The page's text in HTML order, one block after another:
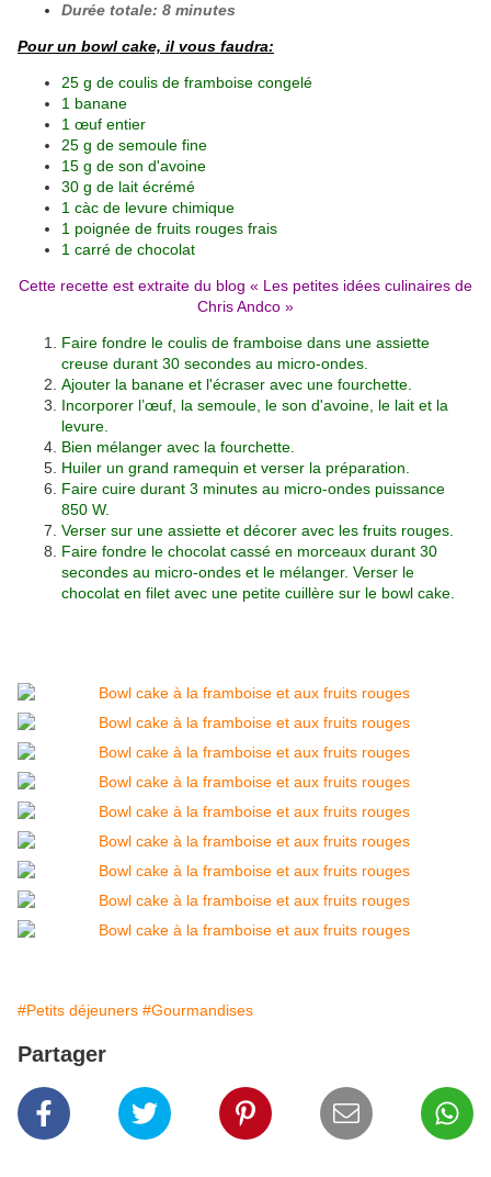
Durée totale: 8 minutes
Pour un bowl cake, il vous faudra:
25 g de coulis de framboise congelé
1 banane
1 œuf entier
25 g de semoule fine
15 g de son d'avoine
30 g de lait écrémé
1 càc de levure chimique
1 poignée de fruits rouges frais
1 carré de chocolat
Cette recette est extraite du blog « Les petites idées culinaires de
Chris Andco »
Faire fondre le coulis de framboise dans une assiette
creuse durant 30 secondes au micro-ondes.
Ajouter la banane et l'écraser avec une fourchette.
Incorporer l’œuf, la semoule, le son d'avoine, le lait et la
levure.
Bien mélanger avec la fourchette.
Huiler un grand ramequin et verser la préparation.
Faire cuire durant 3 minutes au micro-ondes puissance
850 W.
Verser sur une assiette et décorer avec les fruits rouges.
Faire fondre le chocolat cassé en morceaux durant 30
secondes au micro-ondes et le mélanger. Verser le
chocolat en filet avec une petite cuillère sur le bowl cake.
#Petits déjeuners #Gourmandises
Partager